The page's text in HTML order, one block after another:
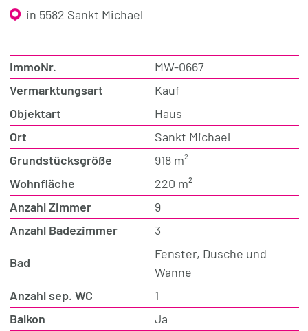
in 5582 Sankt Michael
ImmoNr.
MW-0667
Vermarktungsart
Kauf
Objektart
Haus
Ort
Sankt Michael
Grundstücksgröße
918 m²
Wohnfläche
220 m²
Anzahl Zimmer
9
Anzahl Badezimmer
3
Bad
Fenster, Dusche und
Wanne
Anzahl sep. WC
1
Balkon
Ja